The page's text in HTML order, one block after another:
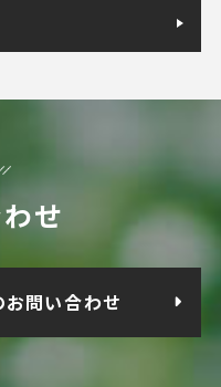
せ
お問い合わせ